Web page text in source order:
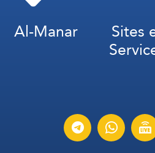
Al-Manar Sites